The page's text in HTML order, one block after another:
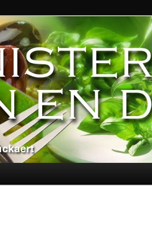
en Drinken
genoegens…